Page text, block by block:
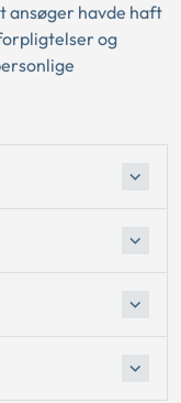
ansøger havde haft
og